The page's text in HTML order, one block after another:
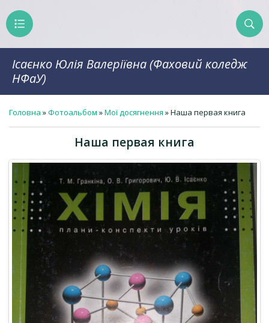
Ісаєнко Юлія Валеріївна (Фаховий коледж
НФаУ)
Головна »Фотоальбом »Мої досягнення » Наша первая книга
Наша первая книга